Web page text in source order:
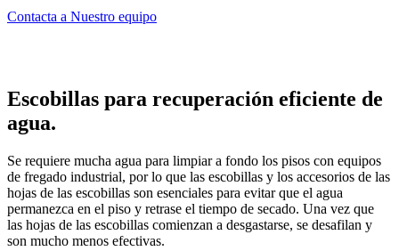
Contacta a Nuestro equipo
Escobillas para recuperación eficiente de
agua.
Se requiere mucha agua para limpiar a fondo los pisos con equipos
de fregado industrial, por lo que las escobillas y los accesorios de las
hojas de las escobillas son esenciales para evitar que el agua
permanezca en el piso y retrase el tiempo de secado. Una vez que
las hojas de las escobillas comienzan a desgastarse, se desafilan y
son mucho menos efectivas.